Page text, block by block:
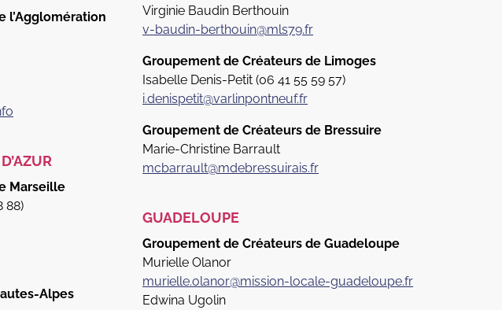
l’Agglomération
Marseille
88)
Alpes
Virginie Baudin Berthouin
v-baudin-berthouin@mls79.fr
Groupement de Créateurs de Limoges
Isabelle Denis-Petit (06 41 55 59 57)
i.denispetit@varlinpontneuf.fr
Groupement de Créateurs de Bressuire
Marie-Christine Barrault
mcbarrault@mdebressuirais.fr
GUADELOUPE
Groupement de Créateurs de Guadeloupe
Murielle Olanor
murielle.olanor@mission-locale-guadeloupe.fr
Edwina Ugolin